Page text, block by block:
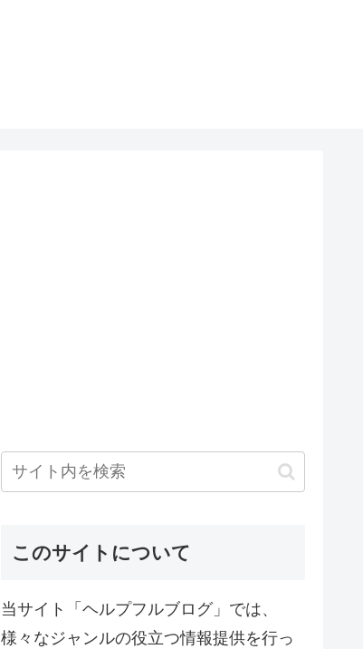
このサイトについて
当サイト「ヘルプフルブログ」では、
様々なジャンルの役立つ情報提供を行っ